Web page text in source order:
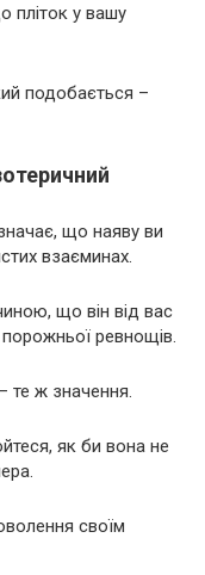
пліток у вашу
подобається –
що наяву ви
взаєминах.
що він від вас
ревнощів.
те ж значення.
як би вона не
своїм